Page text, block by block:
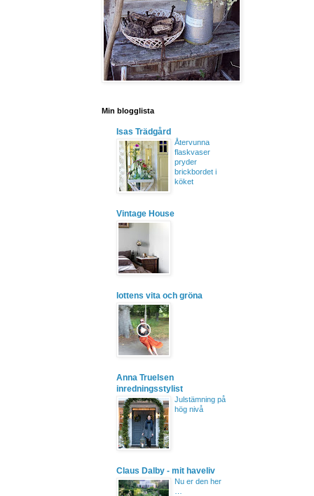
Min blogglista
Isas Trädgård
Återvunna
flaskvaser
pryder
brickbordet i
köket
Vintage House
lottens vita och gröna
Anna Truelsen
inredningsstylist
Julstämning på
hög nivå
Claus Dalby - mit haveliv
Nu er den her